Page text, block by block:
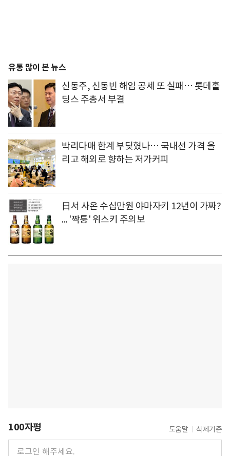
유통 많이 본 뉴스
신동주, 신동빈 해임 공세 또 실패… 롯데홀
딩스 주총서 부결
박리다매 한계 부딪혔나… 국내선 가격 올
리고 해외로 향하는 저가커피
日서 사온 수십만원 야마자키 12년이 가짜?
... '짝퉁' 위스키 주의보
100자평 도움말 삭제기준